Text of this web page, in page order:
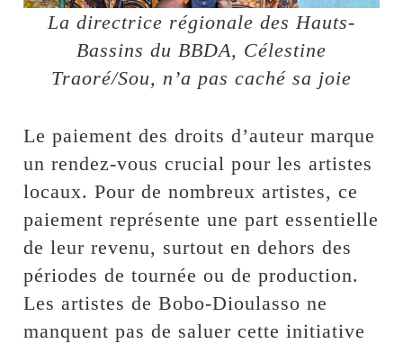
La directrice régionale des Hauts-
Bassins du BBDA, Célestine
Traoré/Sou, n’a pas caché sa joie
Le paiement des droits d’auteur marque
un rendez-vous crucial pour les artistes
locaux. Pour de nombreux artistes, ce
paiement représente une part essentielle
de leur revenu, surtout en dehors des
périodes de tournée ou de production.
Les artistes de Bobo-Dioulasso ne
manquent pas de saluer cette initiative